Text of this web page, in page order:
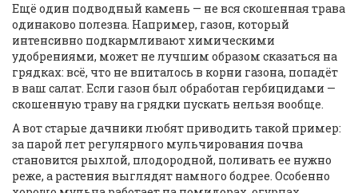
Ещё один подводный камень — не вся скошенная трава
одинаково полезна. Например, газон, который
интенсивно подкармливают химическими
удобрениями, может не лучшим образом сказаться на
грядках: всё, что не впиталось в корни газона, попадёт
в ваш салат. Если газон был обработан гербицидами —
скошенную траву на грядки пускать нельзя вообще.
А вот старые дачники любят приводить такой пример:
за парой лет регулярного мульчирования почва
становится рыхлой, плодородной, поливать ее нужно
реже, а растения выглядят намного бодрее. Особенно